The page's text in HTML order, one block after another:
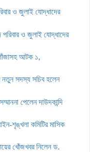
ও জুলাই যোদ্ধাদের
পরিবার ও জুলাই যোদ্ধাদের
আটক ১,
নতুন সদস্য সচিব হলেন
পেলেন দাউদকান্দি
শৃঙ্খলা কমিটির মাসিক
খোঁজখবর নিলেন ড.